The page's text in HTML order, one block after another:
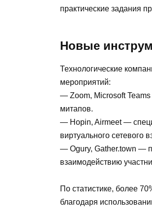
практические задания
Новые
Технологические
мероприятий:
— Zoom, Microsoft
митапов.
— Hopin, Airmeet —
виртуального сетевого
— Ogury, Gather.town —
взаимодействию
По статистике, более
благодаря